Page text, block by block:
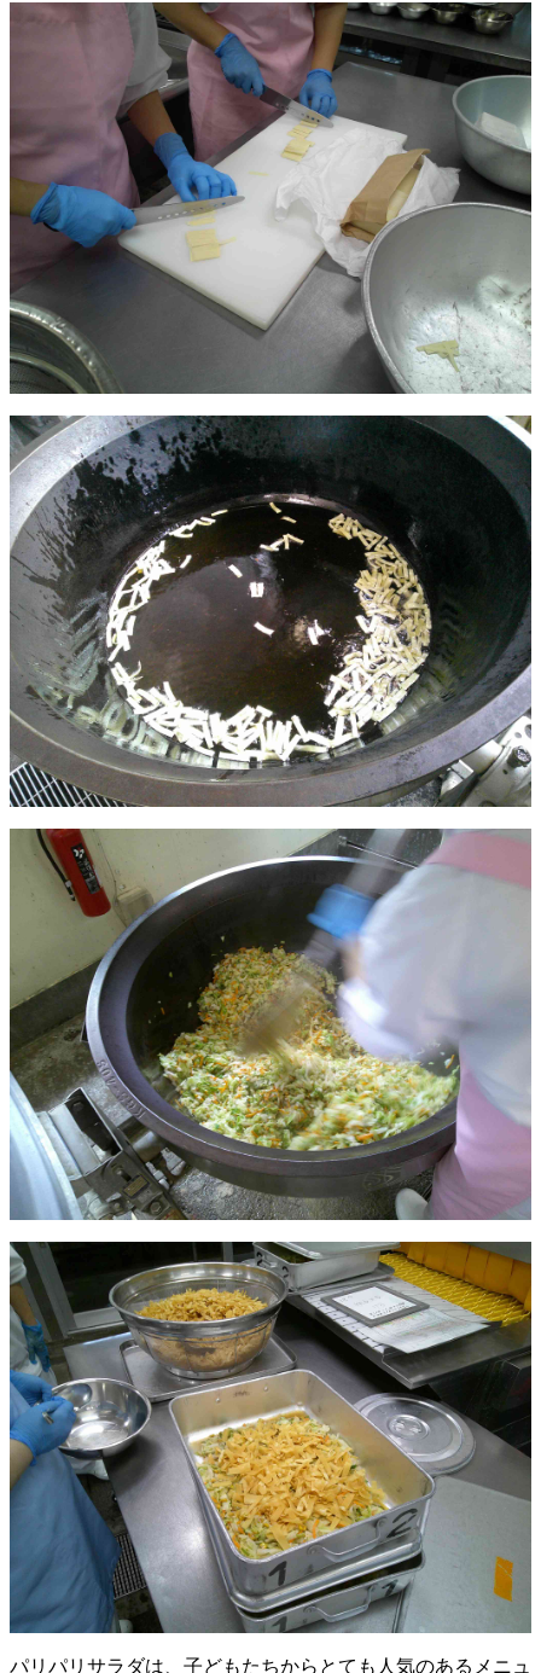
パリパリサラダは、子どもたちからとても人気のあるメニュ